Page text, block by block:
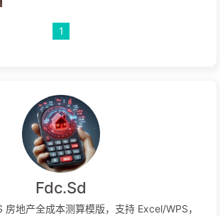
1
Fdc.Sd
房地产全成本测算模版，支持 Excel/WPS，